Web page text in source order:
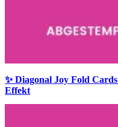
✨ Diagonal Joy Fold
Effekt